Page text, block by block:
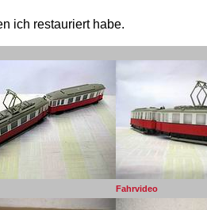
ich restauriert habe.
Fahrvideo